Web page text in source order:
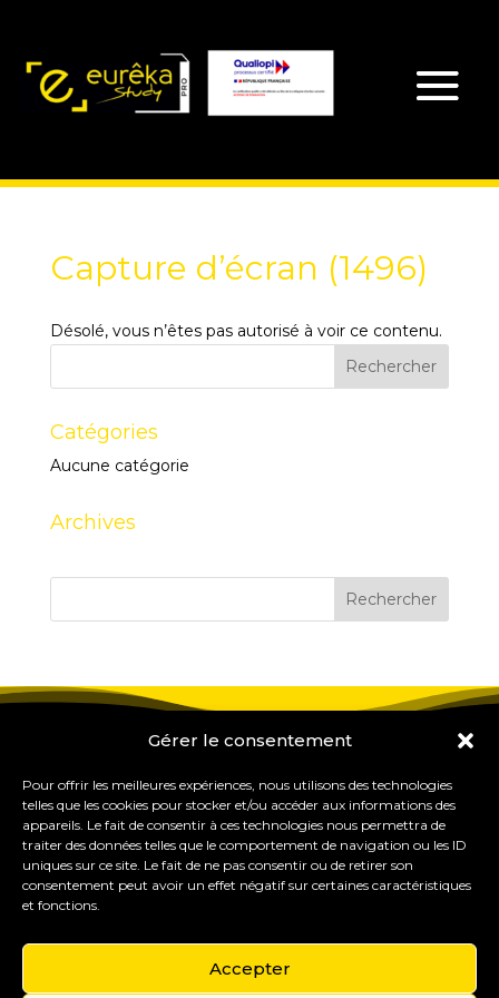
Gérer le consentement
Pour offrir les meilleures expériences, nous utilisons des technologies
telles que les cookies pour stocker et/ou accéder aux informations des
appareils. Le fait de consentir à ces technologies nous permettra de
traiter des données telles que le comportement de navigation ou les ID
uniques sur ce site. Le fait de ne pas consentir ou de retirer son
consentement peut avoir un effet négatif sur certaines caractéristiques
et fonctions.
Accepter
Capture d’écran (1496)
Désolé, vous n’êtes pas autorisé à voir ce contenu.
Catégories
Aucune catégorie
Archives